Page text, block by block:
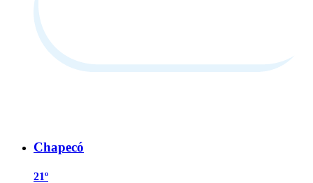
Chapecó
21º